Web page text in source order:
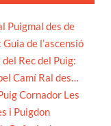
Puigmal des de
de l’ascensió
Rec del Puig:
Camí Ral des…
Cornador Les
i Puigdon